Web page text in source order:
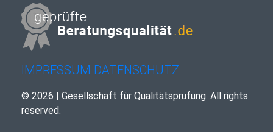
IMPRESSUM DATENSCHUTZ
© 2026 | Gesellschaft für Qualitätsprüfung. All rights
reserved.